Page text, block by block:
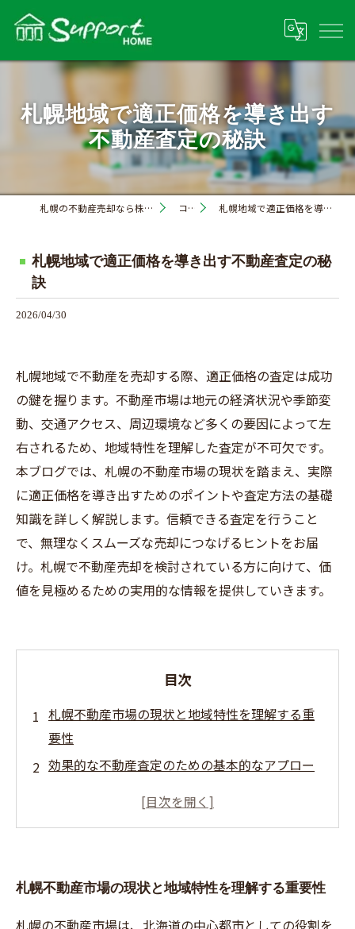
札幌地域で適正価格を導き出す
不動産査定の秘訣
札幌の不動産売却なら株式会社サポートホーム コラム 札幌地域で適正価格を導き出す不動産査定の秘訣
札幌地域で適正価格を導き出す不動産査定の秘
訣
2026/04/30
札幌地域で不動産を売却する際、適正価格の査定は成功
の鍵を握ります。不動産市場は地元の経済状況や季節変
動、交通アクセス、周辺環境など多くの要因によって左
右されるため、地域特性を理解した査定が不可欠です。
本ブログでは、札幌の不動産市場の現状を踏まえ、実際
に適正価格を導き出すためのポイントや査定方法の基礎
知識を詳しく解説します。信頼できる査定を行うこと
で、無理なくスムーズな売却につなげるヒントをお届
け。札幌で不動産売却を検討されている方に向けて、価
値を見極めるための実用的な情報を提供していきます。
目次
札幌不動産市場の現状と地域特性を理解する重
要性
効果的な不動産査定のための基本的なアプロー
札幌ならではの季節変動と市場動向を踏まえた
ト
適正価格での売却を実現するための最後のステ
札幌不動産市場の現状と地域特性を理解する重要性
札幌の不動産市場は、北海道の中心都市としての役割を